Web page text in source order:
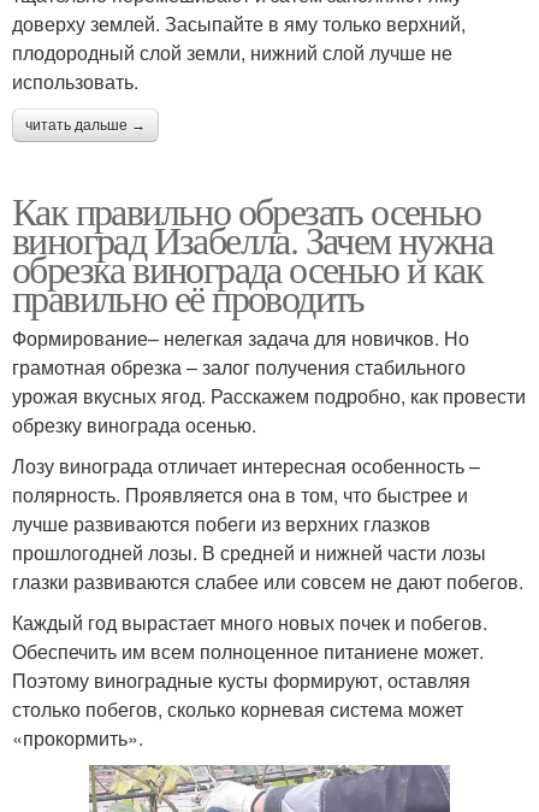
доверху землей. Засыпайте в яму только верхний,
плодородный слой земли, нижний слой лучше не
использовать.
читать дальше →
Как правильно обрезать осенью
виноград Изабелла. Зачем нужна
обрезка винограда осенью и как
правильно её проводить
Формирование– нелегкая задача для новичков. Но
грамотная обрезка – залог получения стабильного
урожая вкусных ягод. Расскажем подробно, как провести
обрезку винограда осенью.
Лозу винограда отличает интересная особенность –
полярность. Проявляется она в том, что быстрее и
лучше развиваются побеги из верхних глазков
прошлогодней лозы. В средней и нижней части лозы
глазки развиваются слабее или совсем не дают побегов.
Каждый год вырастает много новых почек и побегов.
Обеспечить им всем полноценное питаниене может.
Поэтому виноградные кусты формируют, оставляя
столько побегов, сколько корневая система может
«прокормить».